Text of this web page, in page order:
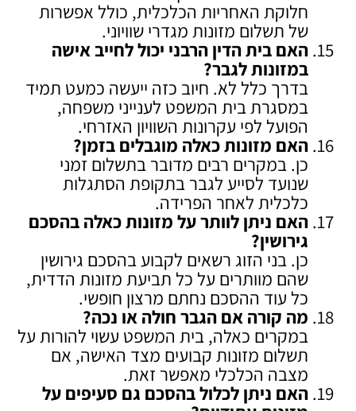
חלוקת האחריות הכלכלית, כולל אפשרות
של תשלום מזונות מגדרי שוויוני.
האם בית הדין הרבני יכול לחייב אישה
במזונות לגבר?
בדרך כלל לא. חיוב כזה ייעשה כמעט תמיד
במסגרת בית המשפט לענייני משפחה,
הפועל לפי עקרונות השוויון האזרחי.
האם מזונות כאלה מוגבלים בזמן?
כן. במקרים רבים מדובר בתשלום זמני
שנועד לסייע לגבר בתקופת הסתגלות
כלכלית לאחר הפרידה.
האם ניתן לוותר על מזונות כאלה בהסכם
גירושין?
כן. בני הזוג רשאים לקבוע בהסכם גירושין
שהם מוותרים על כל תביעת מזונות הדדית,
כל עוד ההסכם נחתם מרצון חופשי.
מה קורה אם הגבר חולה או נכה?
במקרים כאלה, בית המשפט עשוי להורות על
תשלום מזונות קבועים מצד האישה, אם
מצבה הכלכלי מאפשר זאת.
האם ניתן לכלול בהסכם גם סעיפים על